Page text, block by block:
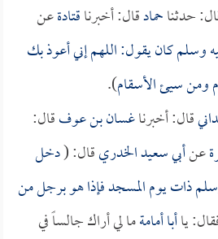
حدثناحمادقال: أخبرناقتادةعن
وسلم كان يقول: اللهم إني أعوذ بك
ومن سيئ الأسقام).
قال: أخبرناغسان بن عوفقال:
عنأبي سعيد الخدريقال: (دخل
ذات يوم المسجد فإذا هو برجل من
ياأبا أمامةما لي أراك جالساً في